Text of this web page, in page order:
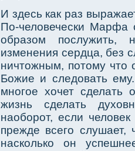
И здесь как раз
По-человечески Марфа
образом послужить,
изменения сердца, без
ничтожным, потому что
Божие и следовать
многое хочет сделать
жизнь сделать
наоборот, если
прежде всего
насколько он